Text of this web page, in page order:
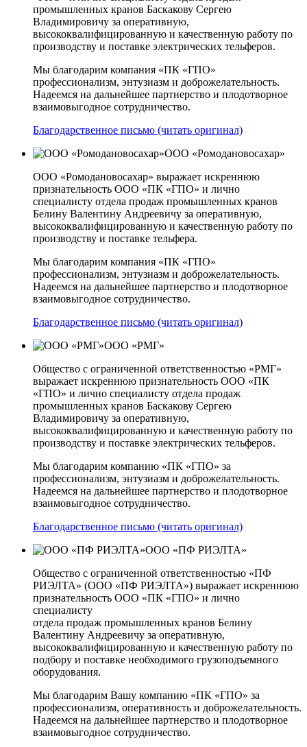
промышленных кранов Баскакову Сергею
Владимировичу за оперативную,
высококвалифицированную и качественную работу по
производству и поставке электрических тельферов.
Мы благодарим компания «ПК «ГПО»
профессионализм, энтузиазм и доброжелательность.
Надеемся на дальнейшее партнерство и плодотворное
взаимовыгодное сотрудничество.
Благодарственное письмо (читать оригинал)
ООО «Ромодановосахар»
ООО «Ромодановосахар» выражает искреннюю
признательность ООО «ПК «ГПО» и лично
специалисту отдела продаж промышленных кранов
Белину Валентину Андреевичу за оперативную,
высококвалифицированную и качественную работу по
производству и поставке тельфера.
Мы благодарим компания «ПК «ГПО»
профессионализм, энтузиазм и доброжелательность.
Надеемся на дальнейшее партнерство и плодотворное
взаимовыгодное сотрудничество.
Благодарственное письмо (читать оригинал)
ООО «РМГ»
Общество с ограниченной ответственностью «РМГ»
выражает искреннюю признательность ООО «ПК
«ГПО» и лично специалисту отдела продаж
промышленных кранов Баскакову Сергею
Владимировичу за оперативную,
высококвалифицированную и качественную работу по
производству и поставке электрических тельферов.
Мы благодарим компанию «ПК «ГПО» за
профессионализм, энтузиазм и доброжелательность.
Надеемся на дальнейшее партнерство и плодотворное
взаимовыгодное сотрудничество.
Благодарственное письмо (читать оригинал)
ООО «ПФ РИЭЛТА»
Общество с ограниченной ответственностью «ПФ
РИЭЛТА» (ООО «ПФ РИЭЛТА») выражает искреннюю
признательность ООО «ПК «ГПО» и лично
специалисту
отдела продаж промышленных кранов Белину
Валентину Андреевичу за оперативную,
высококвалифицированную и качественную работу по
подбору и поставке необходимого грузоподъемного
оборудования.
Мы благодарим Вашу компанию «ПК «ГПО» за
профессионализм, оперативность и доброжелательность.
Надеемся на дальнейшее партнерство и плодотворное
взаимовыгодное сотрудничество.